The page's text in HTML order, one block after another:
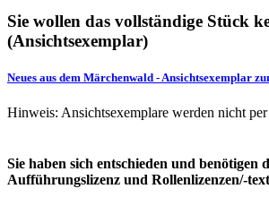
Sie wollen das vollständige Stück
(Ansichtsexemplar)
Neues aus dem Märchenwald - Ansichtsexemplar
Hinweis: Ansichtsexemplare werden nicht
Sie haben sich entschieden und benötigen
Aufführungslizenz und Rollenlizenzen/-